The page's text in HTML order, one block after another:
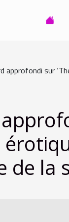
approfondi sur
de la